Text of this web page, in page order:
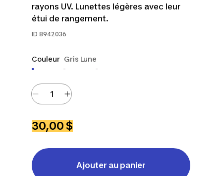
rayons UV. Lunettes légères avec leur
étui de rangement.
ID 8942036
Couleur Gris Lune
30,00 $
Ajouter au panier